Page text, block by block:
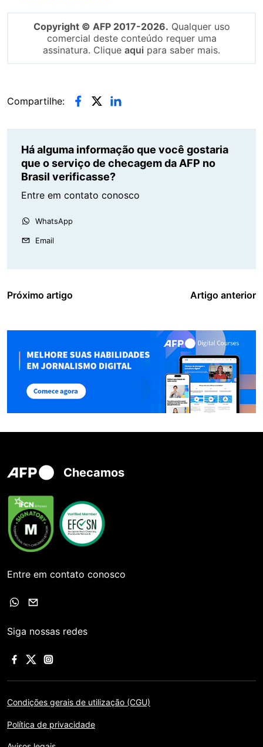
Copyright © AFP 2017-2026. Qualquer uso
comercial deste conteúdo requer uma
assinatura. Clique aqui para saber mais.
Compartilhe:
Há alguma informação que você gostaria
que o serviço de checagem da AFP no
Brasil verificasse?
Entre em contato conosco
WhatsApp
Email
Próximo artigo Artigo anterior
Checamos
Entre em contato conosco
Siga nossas redes
Condições gerais de utilização (CGU)
Política de privacidade